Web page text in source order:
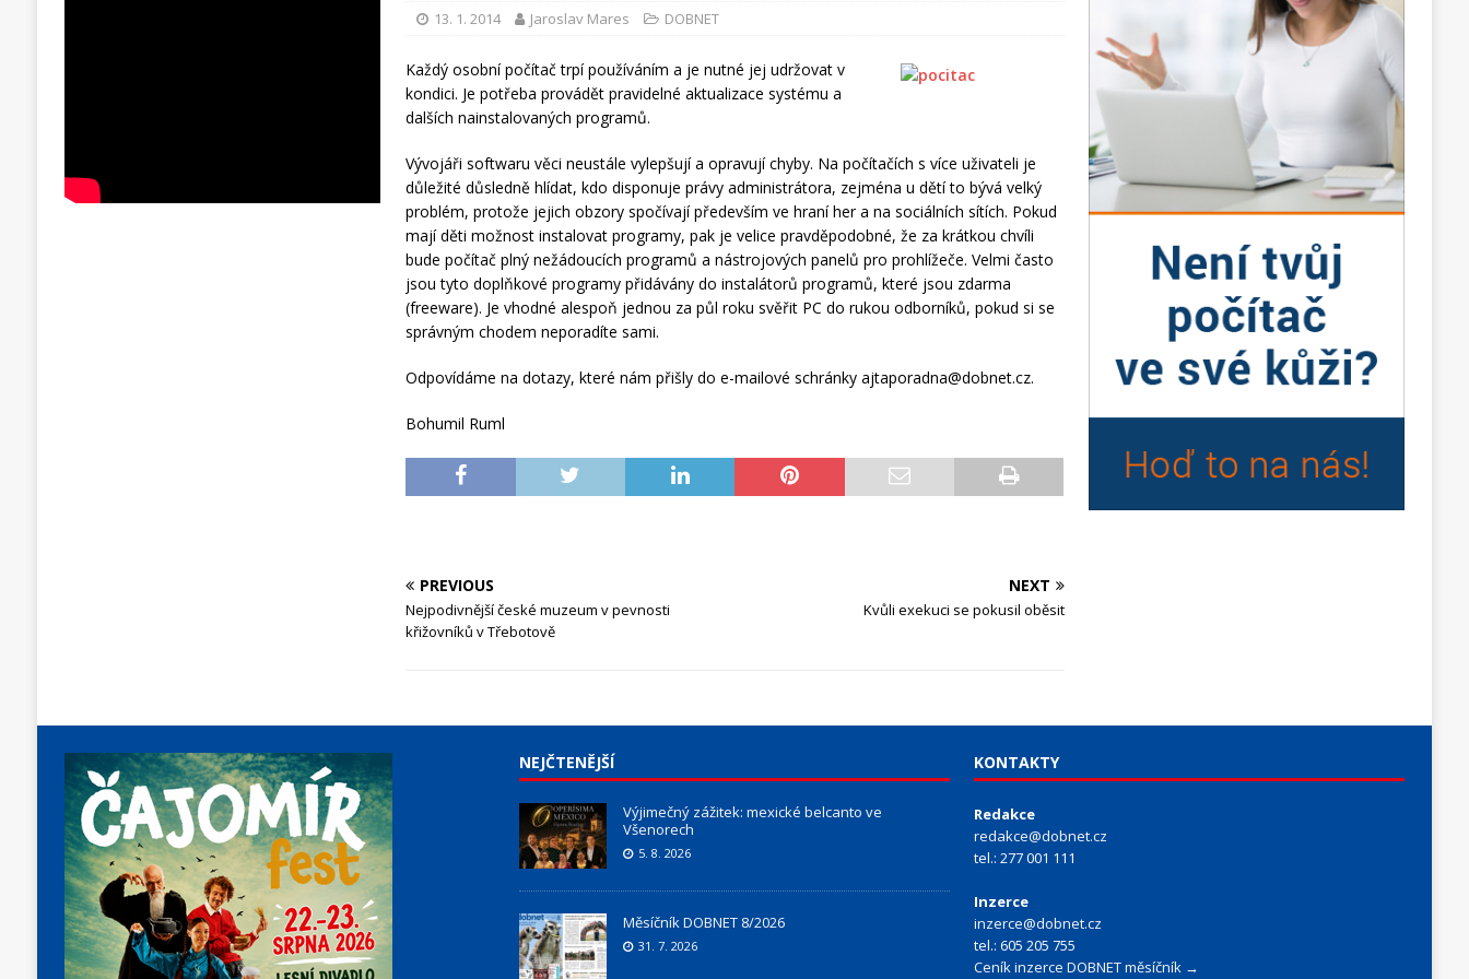
13. 1. 2014 Jaroslav Mares DOBNET
Každý osobní počítač trpí používáním a je nutné jej udržovat v
kondici. Je potřeba provádět pravidelné aktualizace systému a
dalších nainstalovaných programů.
Vývojáři softwaru věci neustále vylepšují a opravují chyby. Na počítačích s více uživateli je
důležité důsledně hlídat, kdo disponuje právy administrátora, zejména u dětí to bývá velký
problém, protože jejich obzory spočívají především ve hraní her a na sociálních sítích. Pokud
mají děti možnost instalovat programy, pak je velice pravděpodobné, že za krátkou chvíli
bude počítač plný nežádoucích programů a nástrojových panelů pro prohlížeče. Velmi často
jsou tyto doplňkové programy přidávány do instalátorů programů, které jsou zdarma
(freeware). Je vhodné alespoň jednou za půl roku svěřit PC do rukou odborníků, pokud si se
správným chodem neporadíte sami.
Odpovídáme na dotazy, které nám přišly do e-mailové schránky ajtaporadna@dobnet.cz.
Bohumil Ruml
PREVIOUS
Nejpodivnější české muzeum v pevnosti
křižovníků v Třebotově
NEXT
Kvůli exekuci se pokusil oběsit
NEJČTENĚJŠÍ
Výjimečný zážitek: mexické belcanto ve
Všenorech
5. 8. 2026
Měsíčník DOBNET 8/2026
31. 7. 2026
KONTAKTY
Redakce
redakce@dobnet.cz
tel.: 277 001 111
Inzerce
inzerce@dobnet.cz
tel.: 605 205 755
Ceník inzerce DOBNET měsíčník →